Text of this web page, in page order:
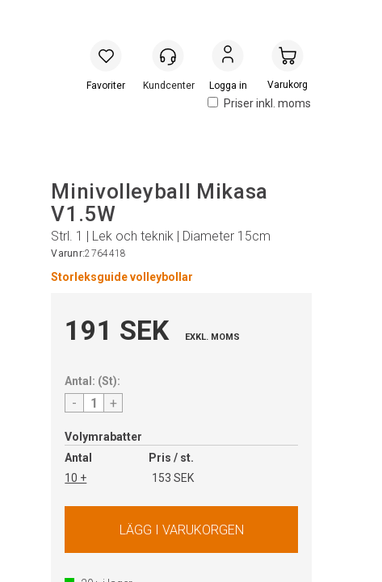
Priser inkl. moms
Logga in Handlevogn
Minivolleyball Mikasa
V1.5W
Strl. 1 | Lek och teknik | Diameter 15cm
Varunr:2764418
Storleksguide volleybollar
191 SEK EXKL. MOMS
Antal: (St):
- +
Volymrabatter
Antal
Pris / st.
10 +
153 SEK